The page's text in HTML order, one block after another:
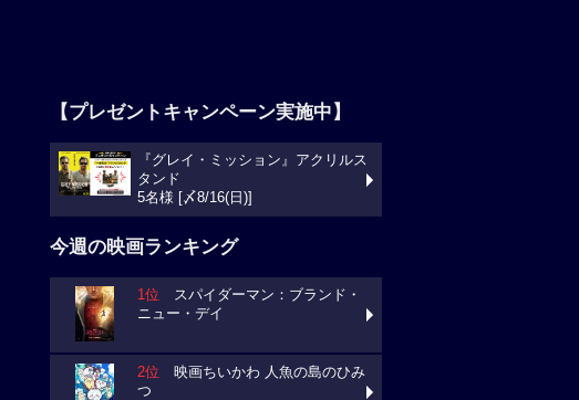
【プレゼントキャンペーン実施中】
『グレイ・ミッション』アクリルス
タンド
5名様 [〆8/16(日)]
今週の映画ランキング
1位 スパイダーマン：ブランド・
ニュー・デイ
2位 映画ちいかわ 人魚の島のひみ
つ